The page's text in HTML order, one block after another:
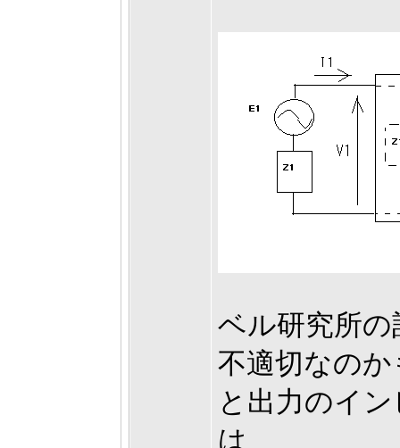
ベル研究所
不適切なの
と出力のイ
は